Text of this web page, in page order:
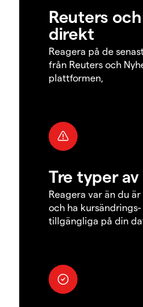
Reuters
direkt
Reagera på de
från Reuters och
plattformen,
Tre typer
Reagera var än du
och ha
tillgängliga på din